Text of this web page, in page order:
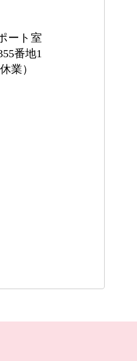
ート室
番地1
業）